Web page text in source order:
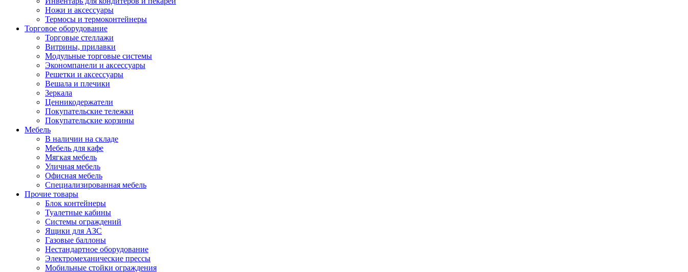
Ножи и аксессуары
Термосы и термоконтейнеры
Торговое оборудование
Торговые стеллажи
Витрины, прилавки
Модульные торговые системы
Экономпанели и аксессуары
Решетки и аксессуары
Вешала и плечики
Зеркала
Ценникодержатели
Покупательские тележки
Покупательские корзины
Мебель
В наличии на складе
Мебель для кафе
Мягкая мебель
Уличная мебель
Офисная мебель
Специализированная мебель
Прочие товары
Блок контейнеры
Туалетные кабины
Системы ограждений
Ящики для АЗС
Газовые баллоны
Нестандартное оборудование
Электромеханические прессы
Мобильные стойки ограждения